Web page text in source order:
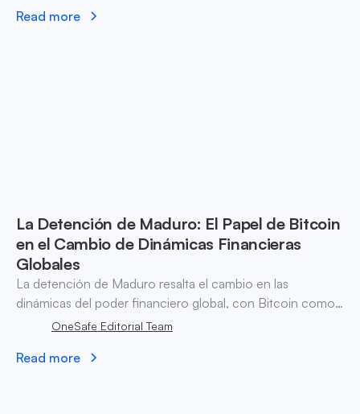
transfronterizos.
Read more
La Detención de Maduro: El Papel de Bitcoin
en el Cambio de Dinámicas Financieras
Globales
La detención de Maduro resalta el cambio en las
dinámicas del poder financiero global, con Bitcoin como
refugio contra la manipulación financiera y las sanciones.
OneSafe Editorial Team
Read more